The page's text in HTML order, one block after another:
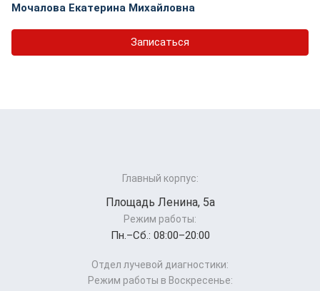
Мочалова Екатерина Михайловна
Записаться
Главный корпус:
Площадь Ленина, 5а
Режим работы:
Пн.–Cб.: 08:00–20:00
Отдел лучевой диагностики:
Режим работы в Воскресенье: